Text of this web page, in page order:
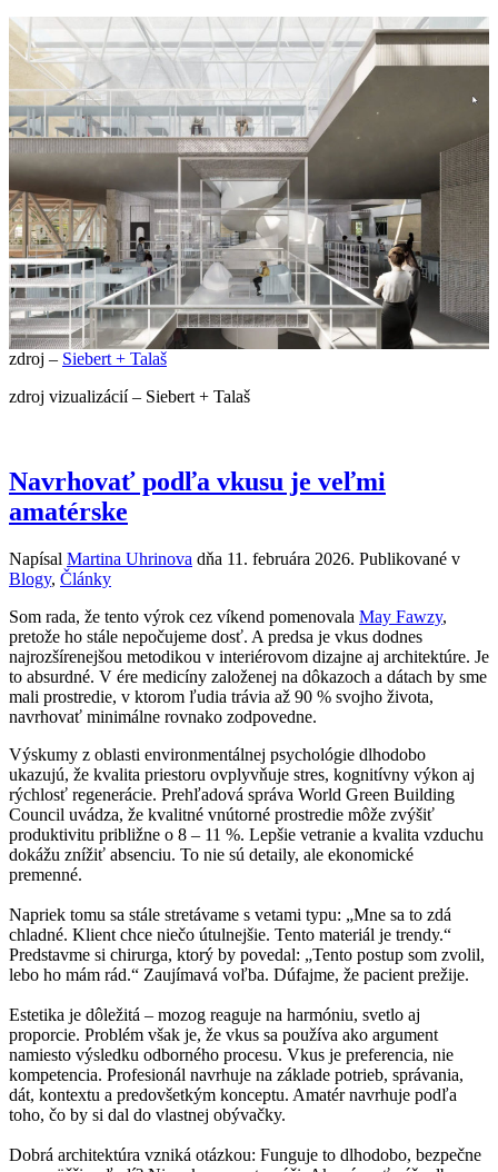
zdroj – Siebert + Talaš
zdroj vizualizácií – Siebert + Talaš
Navrhovať podľa vkusu je veľmi
amatérske
Napísal Martina Uhrinova dňa 11. februára 2026. Publikované v
Blogy, Články
Som rada, že tento výrok cez víkend pomenovala May Fawzy,
pretože ho stále nepočujeme dosť. A predsa je vkus dodnes
najrozšírenejšou metodikou v interiérovom dizajne aj architektúre. Je
to absurdné. V ére medicíny založenej na dôkazoch a dátach by sme
mali prostredie, v ktorom ľudia trávia až 90 % svojho života,
navrhovať minimálne rovnako zodpovedne.
Výskumy z oblasti environmentálnej psychológie dlhodobo
ukazujú, že kvalita priestoru ovplyvňuje stres, kognitívny výkon aj
rýchlosť regenerácie. Prehľadová správa World Green Building
Council uvádza, že kvalitné vnútorné prostredie môže zvýšiť
produktivitu približne o 8 – 11 %. Lepšie vetranie a kvalita vzduchu
dokážu znížiť absenciu. To nie sú detaily, ale ekonomické
premenné.
Napriek tomu sa stále stretávame s vetami typu: „Mne sa to zdá
chladné. Klient chce niečo útulnejšie. Tento materiál je trendy.“
Predstavme si chirurga, ktorý by povedal: „Tento postup som zvolil,
lebo ho mám rád.“ Zaujímavá voľba. Dúfajme, že pacient prežije.
Estetika je dôležitá – mozog reaguje na harmóniu, svetlo aj
proporcie. Problém však je, že vkus sa používa ako argument
namiesto výsledku odborného procesu. Vkus je preferencia, nie
kompetencia. Profesionál navrhuje na základe potrieb, správania,
dát, kontextu a predovšetkým konceptu. Amatér navrhuje podľa
toho, čo by si dal do vlastnej obývačky.
Dobrá architektúra vzniká otázkou: Funguje to dlhodobo, bezpečne